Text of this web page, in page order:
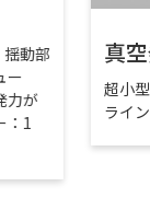
動部
ー
力が
：1
真
超小
ライ